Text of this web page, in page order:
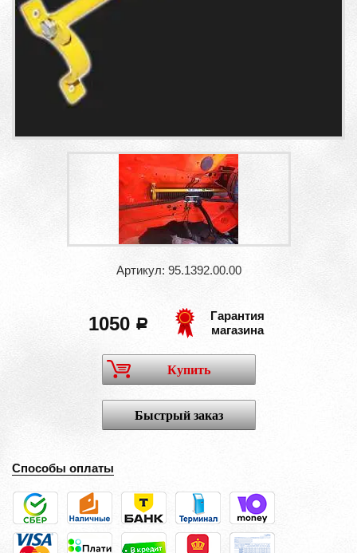
Артикул: 95.1392.00.00
1050 a
Гарантия
магазина
Купить
Быстрый заказ
Способы оплаты